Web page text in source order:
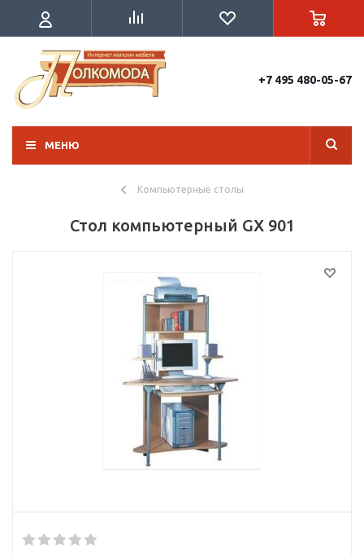
+7 495 480-05-67
МЕНЮ
Компьютерные столы
Стол компьютерный GX 901